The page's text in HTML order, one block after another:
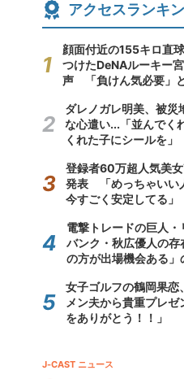
アクセスランキ
顔面付近の155キロ直
つけたDeNAルーキー
声 「負けん気必要」
ダレノガレ明美、被災
な心遣い...「並んでく
くれた子にシールを」
登録者60万超人気美
発表 「めっちゃいい
今すごく安定してる」
電撃トレードの巨人・
バンク・秋広優人の
の方が出場機会ある」
女子ゴルフの鶴岡果恋
メン夫から貴重プレ
をありがとう！！」
J-CAST ニュース